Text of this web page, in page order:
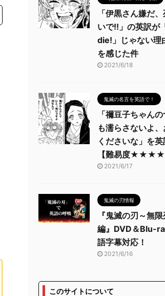
「伊黒さん嫌だ
いで!!」の英訳が
die!」じゃない理
を感じた件
2021/6/18
鬼滅の名言を英語で！
「禰豆子ちゃん
も濡らさないよ
くださいな」を英
【難易度★★★★
2021/6/17
鬼滅の刃情報
『鬼滅の刃～無
編』DVD＆Blu-
語字幕対応！
2021/6/16
このサイトについて